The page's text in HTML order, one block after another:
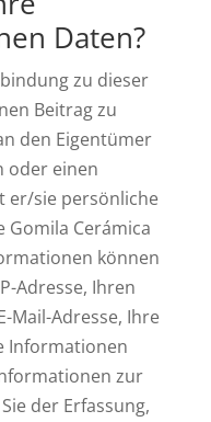
Daten?
zu dieser
Beitrag zu
den Eigentümer
oder einen
er/sie persönliche
Gomila Cerámica
können
Adresse, Ihren
Mail-Adresse, Ihre
Informationen
zur
der Erfassung,